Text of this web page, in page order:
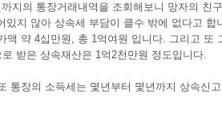
지의 통장거래내역을 조회해보니 망자의 친
지 않아 상속세 부담이 클수 밖에 없다고 합
약 4십만원, 총 1억여원 입니다. 그리고 또
받은 상속재산은 1억2천만원 정도입니다.
통장의 소득세는 몇년부터 몇년까지 상속신